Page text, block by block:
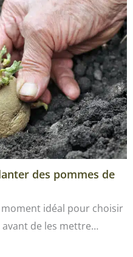
des pommes de
idéal pour choisir
de les mettre…